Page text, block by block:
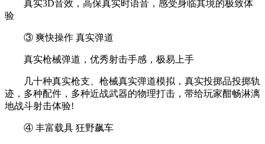
真实3D音效，高保真实时语音，感受身临其境的极致体
验
③ 爽快操作 真实弹道
真实枪械弹道，优秀射击手感，极易上手
几十种真实枪支、枪械真实弹道模拟，真实投掷品投掷轨
迹，多种配件，多种近战武器的物理打击，带给玩家酣畅淋漓
地战斗射击体验!
④ 丰富载具 狂野飙车